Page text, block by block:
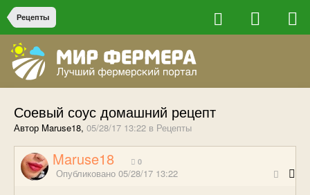
Рецепты
Соевый соус домашний рецепт
Автор Maruse18, 05/28/17 13:22 в Рецепты
Maruse18 0
Опубликовано 05/28/17 13:22